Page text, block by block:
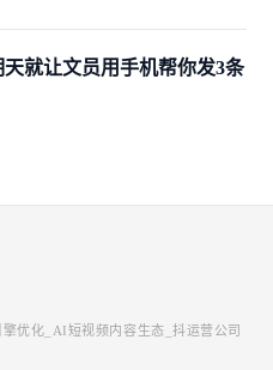
就让文员用手机帮你发3条
优化_AI短视频内容生态_抖运营公司